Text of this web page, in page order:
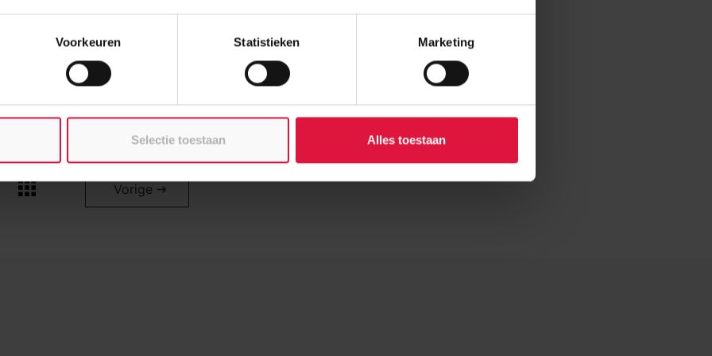
Voorkeuren Statistieken Marketing
Selectie toestaan Alles toestaan
Vorige